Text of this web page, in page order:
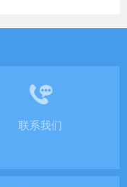
联系我们